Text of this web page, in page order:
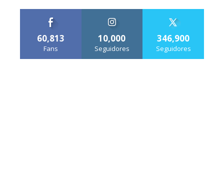
60,813
Fans
10,000
Seguidores
346,900
Seguidores